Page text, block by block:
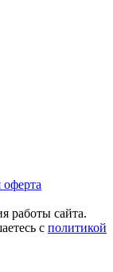
работы сайта.
с политикой